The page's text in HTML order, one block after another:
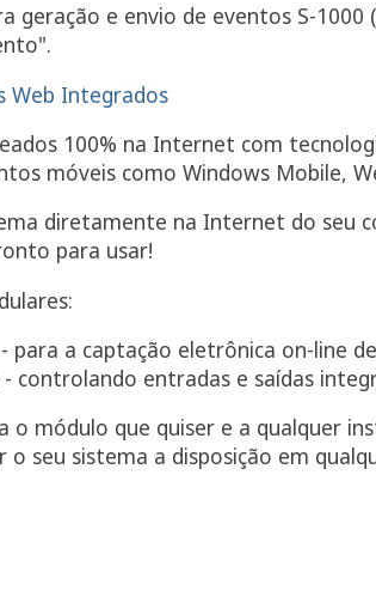
geração e envio de eventos S-
Web Integrados
100% na Internet com
móveis como Windows Mobile,
diretamente na Internet do seu
para usar!
para a captação eletrônica on-line
- controlando entradas e saídas
o módulo que quiser e a qualquer
o seu sistema a disposição em